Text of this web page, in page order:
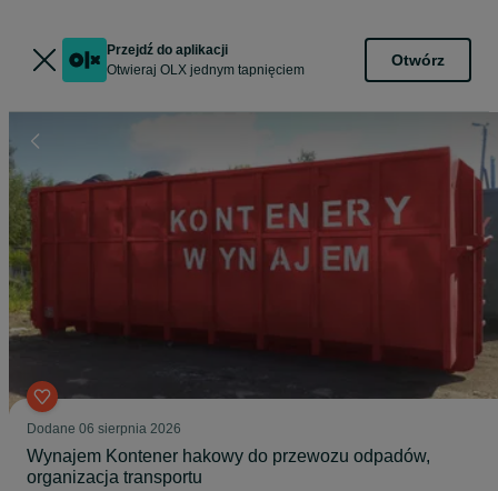
Przejdź do aplikacji
Otwieraj OLX jednym tapnięciem
Otwórz
Dodane 06 sierpnia 2026
Wynajem Kontener hakowy do przewozu odpadów,
organizacja transportu